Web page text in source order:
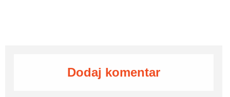
Dodaj komentar